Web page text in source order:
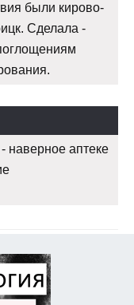
были кирово-
Сделала -
наверное аптеке